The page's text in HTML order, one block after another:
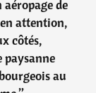
de
attention,
côtés,
au